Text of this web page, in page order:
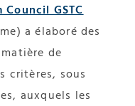
GSTC
a élaboré des
de
critères, sous
auxquels les